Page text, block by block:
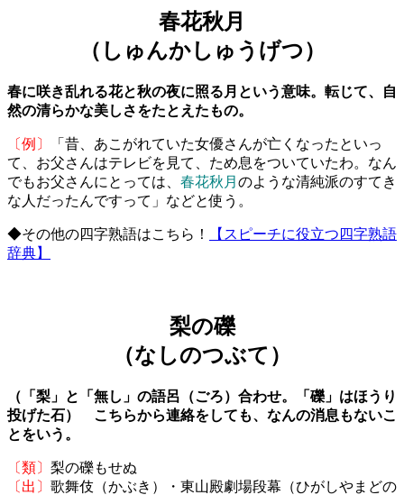
春花秋月
（しゅんかしゅうげつ）
春に咲き乱れる花と秋の夜に照る月という意味。転じて、自
然の清らかな美しさをたとえたもの。
〔例〕
「昔、あこがれていた女優さんが亡くなったといっ
て、お父さんはテレビを見て、ため息をついていたわ。なん
でもお父さんにとっては、 春花秋月 のような清純派のすてき
な人だったんですって」などと使う。
◆その他の四字熟語はこちら！
【スピーチに役立つ四字熟語
辞典】
梨の礫
（なしのつぶて）
（「梨」と「無し」の語呂（ごろ）合わせ。「礫」はほうり
投げた石） こちらから連絡をしても、なんの消息もないこ
とをいう。
〔類〕 梨の礫もせぬ
〔出〕 歌舞伎（かぶき）・東山殿劇場段幕（ひがしやまどの